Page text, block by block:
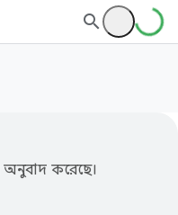
অনুবাদ করেছে।